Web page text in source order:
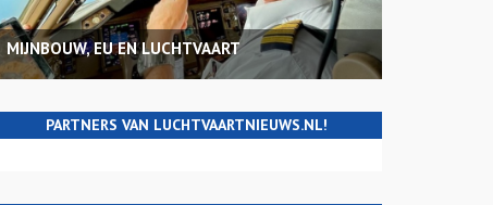
MIJNBOUW, EU EN LUCHTVAART
PARTNERS VAN LUCHTVAARTNIEUWS.NL!